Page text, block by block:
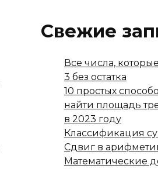
Свежие
Все числа,
3 без остатка
10 простых
найти площадь
в 2023 году
Классификация
Сдвиг в
Математические